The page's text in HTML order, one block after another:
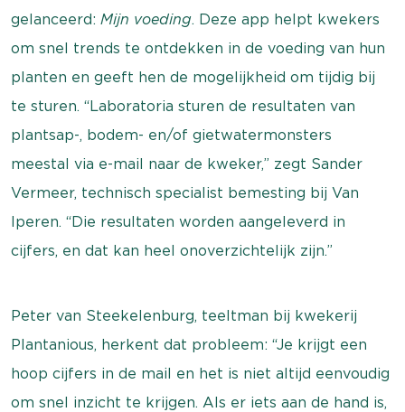
gelanceerd: Mijn voeding. Deze app helpt kwekers
om snel trends te ontdekken in de voeding van hun
planten en geeft hen de mogelijkheid om tijdig bij
te sturen. “Laboratoria sturen de resultaten van
plantsap-, bodem- en/of gietwatermonsters
meestal via e-mail naar de kweker,” zegt Sander
Vermeer, technisch specialist bemesting bij Van
Iperen. “Die resultaten worden aangeleverd in
cijfers, en dat kan heel onoverzichtelijk zijn.”
Peter van Steekelenburg, teeltman bij kwekerij
Plantanious, herkent dat probleem: “Je krijgt een
hoop cijfers in de mail en het is niet altijd eenvoudig
om snel inzicht te krijgen. Als er iets aan de hand is,